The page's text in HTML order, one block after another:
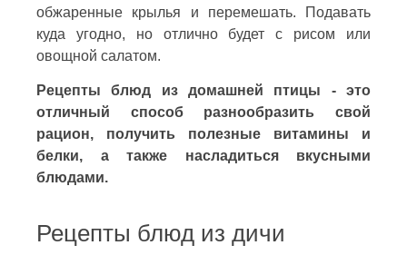
обжаренные крылья и перемешать. Подавать
куда угодно, но отлично будет с рисом или
овощной салатом.
Рецепты блюд из домашней птицы - это
отличный способ разнообразить свой
рацион, получить полезные витамины и
белки, а также насладиться вкусными
блюдами.
Рецепты блюд из дичи